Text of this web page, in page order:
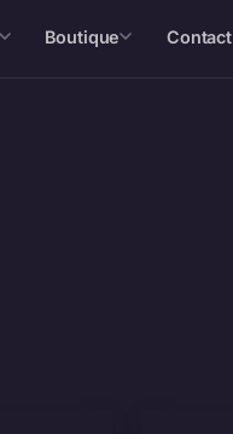
Boutique Contact